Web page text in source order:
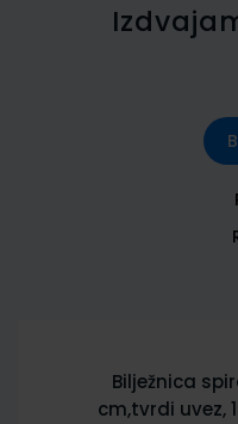
Bilježnica
cm,tvrdi uvez,